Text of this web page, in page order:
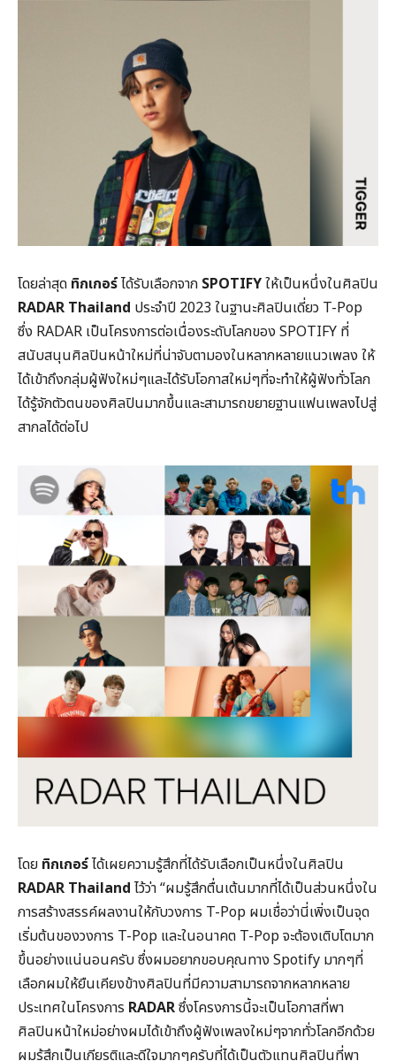
โดยล่าสุด ทิกเกอร์ได้รับเลือกจาก SPOTIFYให้เป็นหนึ่งในศิลปิน
RADAR Thailand ประจำปี 2023 ในฐานะศิลปินเดี่ยว T-Pop
ซึ่ง RADAR เป็นโครงการต่อเนื่องระดับโลกของ SPOTIFY ที่
สนับสนุนศิลปินหน้าใหม่ที่น่าจับตามองในหลากหลายแนวเพลง ให้
ได้เข้าถึงกลุ่มผู้ฟังใหม่ๆและได้รับโอกาสใหม่ๆที่จะทำให้ผู้ฟังทั่วโลก
ได้รู้จักตัวตนของศิลปินมากขึ้นและสามารถขยายฐานแฟนเพลงไปสู่
สากลได้ต่อไป
โดย ทิกเกอร์ได้เผยความรู้สึกที่ได้รับเลือกเป็นหนึ่งในศิลปิน
RADAR Thailand ไว้ว่า “ผมรู้สึกตื่นเต้นมากที่ได้เป็นส่วนหนึ่งใน
การสร้างสรรค์ผลงานให้กับวงการ T-Pop ผมเชื่อว่านี่เพิ่งเป็นจุด
เริ่มต้นของวงการ T-Pop และในอนาคต T-Pop จะต้องเติบโตมาก
ขึ้นอย่างแน่นอนครับ ซึ่งผมอยากขอบคุณทาง Spotify มากๆที่
เลือกผมให้ยืนเคียงข้างศิลปินที่มีความสามารถจากหลากหลาย
ประเทศในโครงการ RADARซึ่งโครงการนี้จะเป็นโอกาสที่พา
ศิลปินหน้าใหม่อย่างผมได้เข้าถึงผู้ฟังเพลงใหม่ๆจากทั่วโลกอีกด้วย
ผมรู้สึกเป็นเกียรติและดีใจมากๆครับที่ได้เป็นตัวแทนศิลปินที่พา